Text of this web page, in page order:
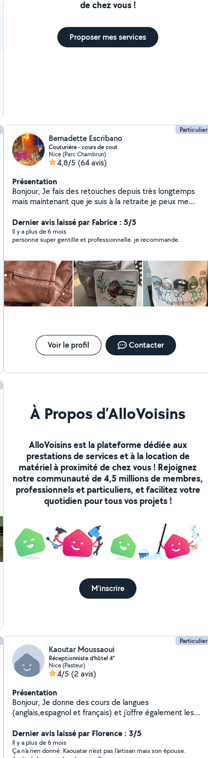
de chez vous !
Proposer mes services
Particulier
Bernadette Escribano
Couturière - cours de cout
Nice (Parc Chambrun)
4,8/5 (64 avis)
Présentation
Bonjour, Je fais des retouches depuis très longtemps
mais maintenant que je suis à la retraite je peux me
tricoter aussi. Merci à vous
Dernier avis laissé par Fabrice : 5/5
Il y a plus de 6 mois
personne super gentille et professionnelle. je recommande.
Voir le profil Contacter
À Propos d’AlloVoisins
AlloVoisins est la plateforme dédiée aux
prestations de services et à la location de
matériel à proximité de chez vous ! Rejoignez
notre communauté de 4,5 millions de membres,
professionnels et particuliers, et facilitez votre
quotidien pour tous vos projets !
M'inscrire
Particulier
Kaoutar Moussaoui
Réceptionniste d’hôtel 4*
Nice (Pasteur)
4/5 (2 avis)
Présentation
Bonjour, Je donne des cours de langues
(anglais,espagnol et français) et j'offre également les
mon temps libre. N'hésitez pas à me contacter en cas
de besoin, même urgents et de dernière minute :) !!!
Dernier avis laissé par Florence : 3/5
Il y a plus de 6 mois
Ça n'a rien donné. Kaouatar n'est pas l'artisan mais son épouse.